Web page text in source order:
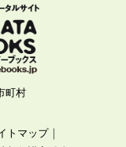
町村
トマップ｜